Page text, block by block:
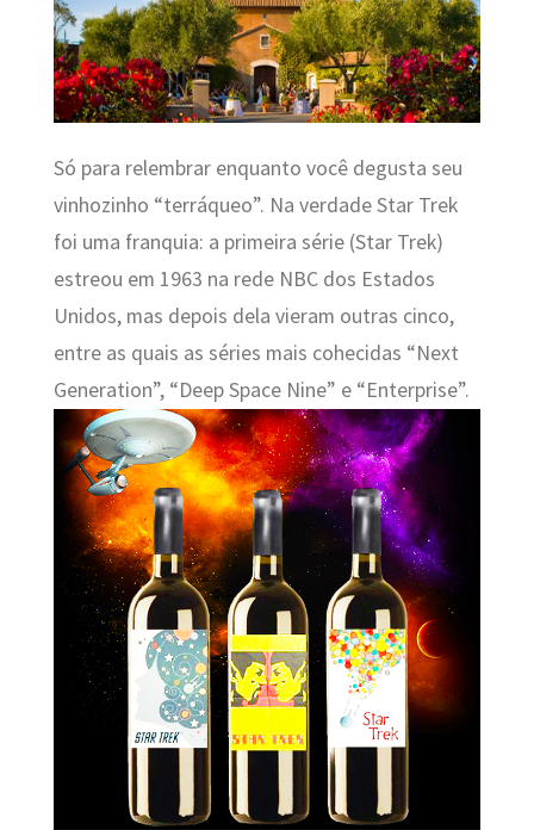
Só para relembrar enquanto você degusta seu
vinhozinho “terráqueo”. Na verdade Star Trek
foi uma franquia: a primeira série (Star Trek)
estreou em 1963 na rede NBC dos Estados
Unidos, mas depois dela vieram outras cinco,
entre as quais as séries mais cohecidas “Next
Generation”, “Deep Space Nine” e “Enterprise”.